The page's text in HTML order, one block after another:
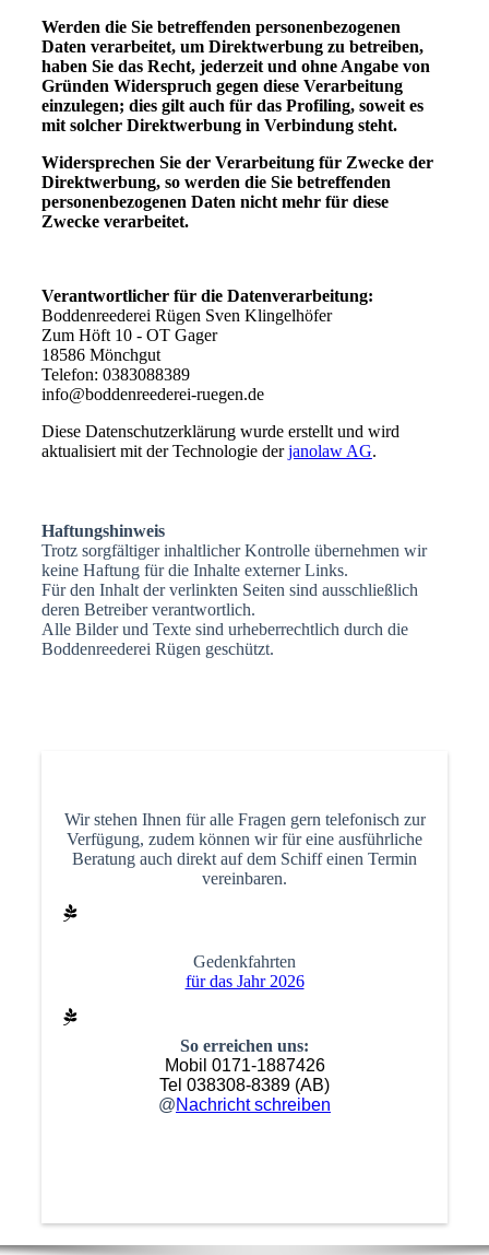
Werden die Sie betreffenden personenbezogenen
Daten verarbeitet, um Direktwerbung zu betreiben,
haben Sie das Recht, jederzeit und ohne Angabe von
Gründen Widerspruch gegen diese Verarbeitung
einzulegen; dies gilt auch für das Profiling, soweit es
mit solcher Direktwerbung in Verbindung steht.
Widersprechen Sie der Verarbeitung für Zwecke der
Direktwerbung, so werden die Sie betreffenden
personenbezogenen Daten nicht mehr für diese
Zwecke verarbeitet.
Verantwortlicher für die Datenverarbeitung:
Boddenreederei Rügen Sven Klingelhöfer
Zum Höft 10 - OT Gager
18586 Mönchgut
Telefon: 0383088389
info@boddenreederei-ruegen.de
Diese Datenschutzerklärung wurde erstellt und wird
aktualisiert mit der Technologie derjanolaw AG.
Haftungshinweis
Trotz sorgfältiger inhaltlicher Kontrolle übernehmen wir
keine Haftung für die Inhalte externer Links.
Für den Inhalt der verlinkten Seiten sind ausschließlich
deren Betreiber verantwortlich.
Alle Bilder und Texte sind urheberrechtlich durch die
Boddenreederei Rügen geschützt.
Wir stehen Ihnen für alle Fragen gern telefonisch zur
Verfügung, zudem können wir für eine ausführliche
Beratung auch direkt auf dem Schiff einen Termin
vereinbaren.
Gedenkfahrten
für das Jahr 2026
So erreichen uns:
Mobil 0171-1887426
Tel 038308-8389 (AB)
@Nachricht schreiben